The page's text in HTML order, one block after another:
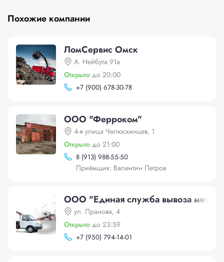
Похожие компании
ЛомСервис Омск
А. Нейбута 91а
Открыто до 20:00
+7 (900) 678-30-78
ООО "Ферроком"
4-я улица Челюскинцев, 1
Открыто до 21:00
8 (913) 988-55-50
Приёмщик: Валентин Петров
ООО "Единая служба вывоза
ул. Пранова, 4
Открыто до 23:59
+7 (950) 794-14-01